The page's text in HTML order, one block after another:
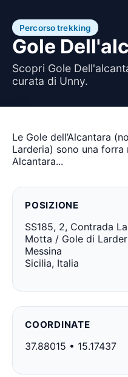
Percorso trekking
Gole
Scopri Gole
curata di Unny.
Le Gole dell’Alcantara
Larderia) sono una forra
Alcantara...
POSIZIONE
SS185, 2, Contrada
Motta / Gole di
Messina
Sicilia, Italia
COORDINATE
37.88015 • 15.17437